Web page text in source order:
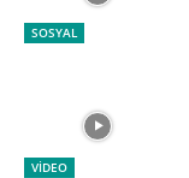
SOSYAL
VİDEO